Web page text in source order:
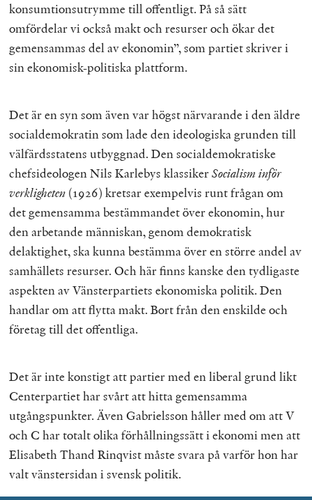
konsumtionsutrymme till offentligt. På så sätt
omfördelar vi också makt och resurser och ökar det
gemensammas del av ekonomin”, som partiet skriver i
sin ekonomisk-politiska plattform.
Det är en syn som även var högst närvarande i den äldre
socialdemokratin som lade den ideologiska grunden till
välfärdsstatens utbyggnad. Den socialdemokratiske
chefsideologen Nils Karlebys klassikerSocialism inför
verkligheten (1926) kretsar exempelvis runt frågan om
det gemensamma bestämmandet över ekonomin, hur
den arbetande människan, genom demokratisk
delaktighet, ska kunna bestämma över en större andel av
samhällets resurser. Och här finns kanske den tydligaste
aspekten av Vänsterpartiets ekonomiska politik. Den
handlar om att flytta makt. Bort från den enskilde och
företag till det offentliga.
Det är inte konstigt att partier med en liberal grund likt
Centerpartiet har svårt att hitta gemensamma
utgångspunkter. Även Gabrielsson håller med om att V
och C har totalt olika förhållningssätt i ekonomi men att
Elisabeth Thand Rinqvist måste svara på varför hon har
valt vänstersidan i svensk politik.